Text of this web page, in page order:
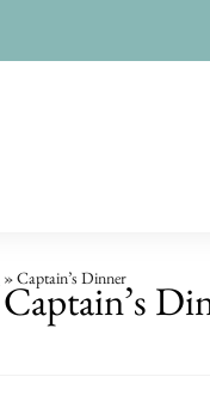
»Captain’s Dinner
Captain’s